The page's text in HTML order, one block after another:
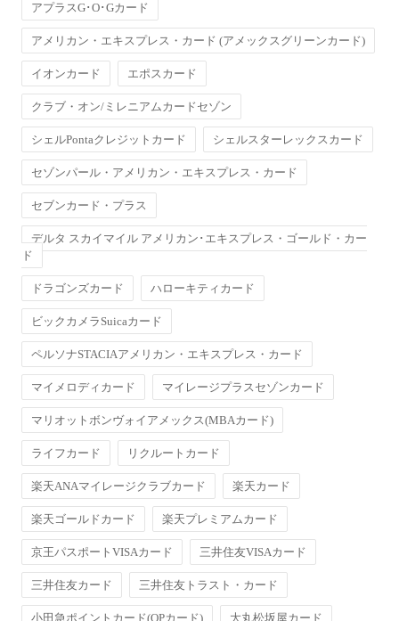
アプラスG･O･Gカード
アメリカン・エキスプレス・カード (アメックスグリーンカード)
イオンカード エポスカード
クラブ・オン/ミレニアムカードセゾン
シェルPontaクレジットカード シェルスターレックスカード
セゾンパール・アメリカン・エキスプレス・カード
セブンカード・プラス
デルタ スカイマイル アメリカン･エキスプレス・ゴールド・カー
ド
ドラゴンズカード ハローキティカード
ビックカメラSuicaカード
ペルソナSTACIAアメリカン・エキスプレス・カード
マイメロディカード マイレージプラスセゾンカード
マリオットボンヴォイアメックス(MBAカード)
ライフカード リクルートカード
楽天ANAマイレージクラブカード 楽天カード
楽天ゴールドカード 楽天プレミアムカード
京王パスポートVISAカード 三井住友VISAカード
三井住友カード 三井住友トラスト・カード
小田急ポイントカード(OPカード) 大丸松坂屋カード